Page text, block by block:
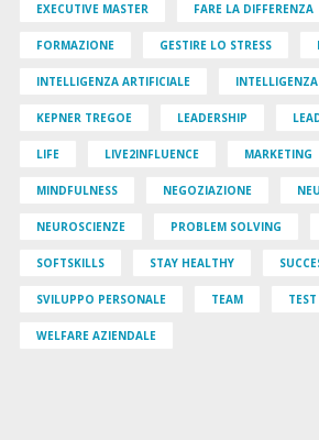
EXECUTIVE MASTER FARE LA DIFFERENZA
FORMAZIONE GESTIRE LO STRESS
INTELLIGENZA ARTIFICIALE
KEPNER TREGOE LEADERSHIP
LIFE LIVE2INFLUENCE MARKETING
MINDFULNESS NEGOZIAZIONE
NEUROSCIENZE PROBLEM SOLVING
SOFTSKILLS STAY HEALTHY
SVILUPPO PERSONALE TEAM TEST
WELFARE AZIENDALE